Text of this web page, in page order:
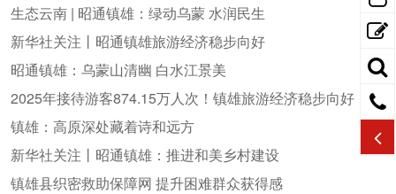
生态云南 | 昭通镇雄：绿动乌蒙 水润民生
新华社关注丨昭通镇雄旅游经济稳步向好
昭通镇雄：乌蒙山清幽 白水江景美
2025年接待游客874.15万人次！镇雄旅游经济稳步向好
镇雄：高原深处藏着诗和远方
新华社关注丨昭通镇雄：推进和美乡村建设
镇雄县织密救助保障网 提升困难群众获得感